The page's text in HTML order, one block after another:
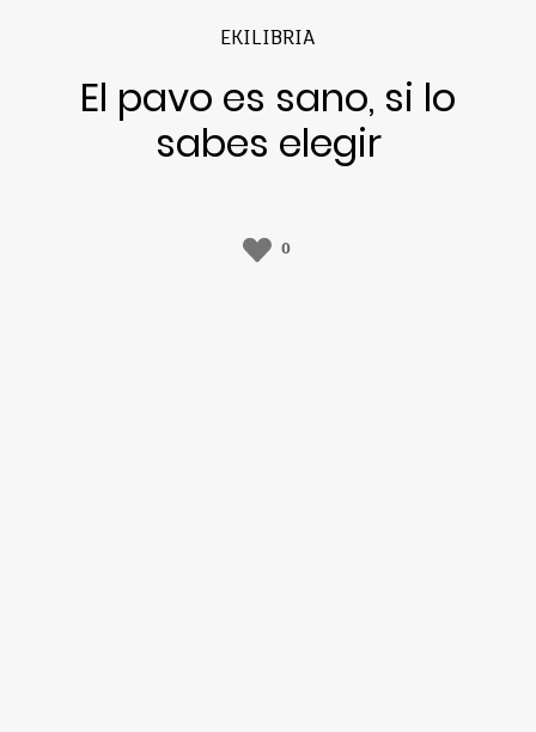
EKILIBRIA
El pavo es sano, si lo
sabes elegir
0